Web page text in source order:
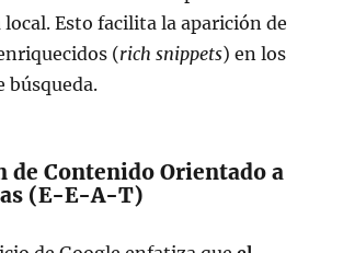
local. Esto facilita la aparición de
(rich snippets) en los
búsqueda.
de Contenido Orientado a
(E-E-A-T)